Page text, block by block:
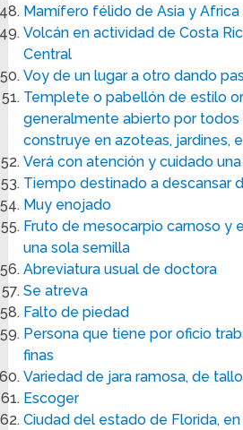
Mamífero félido de Asia y Africa
Volcán en actividad de Costa
Central
Voy de un lugar a otro dando
Templete o pabellón de estilo
generalmente abierto por todos
construye en azoteas, jardines,
Verá con atención y cuidado
Tiempo destinado a descansar
Muy enojado
Fruto de mesocarpio carnoso y
una sola semilla
Abreviatura usual de doctora
Se atreva
Falto de piedad
Persona que tiene por oficio
finas
Variedad de jara ramosa, de
Escoger
Ciudad del estado de Florida, en